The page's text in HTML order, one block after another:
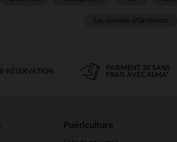
E-RÉSERVATION
PAIEMENT 3X SANS
FRAIS AVEC ALMA*
Puériculture